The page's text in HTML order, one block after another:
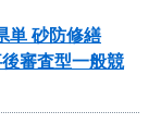
単 砂防修繕
審査型一般競